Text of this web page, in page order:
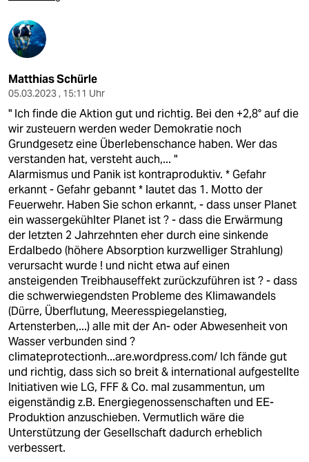
Matthias Schürle
05.03.2023 , 15:11 Uhr
" Ich finde die Aktion gut und richtig. Bei den +2,8° auf die
wir zusteuern werden weder Demokratie noch
Grundgesetz eine Überlebenschance haben. Wer das
verstanden hat, versteht auch,... "
Alarmismus und Panik ist kontraproduktiv. * Gefahr
erkannt - Gefahr gebannt * lautet das 1. Motto der
Feuerwehr. Haben Sie schon erkannt, - dass unser Planet
ein wassergekühlter Planet ist ? - dass die Erwärmung
der letzten 2 Jahrzehnten eher durch eine sinkende
Erdalbedo (höhere Absorption kurzwelliger Strahlung)
verursacht wurde ! und nicht etwa auf einen
ansteigenden Treibhauseffekt zurückzuführen ist ? - dass
die schwerwiegendsten Probleme des Klimawandels
(Dürre, Überflutung, Meeresspiegelanstieg,
Artensterben,...) alle mit der An- oder Abwesenheit von
Wasser verbunden sind ?
climateprotectionh...are.wordpress.com/ Ich fände gut
und richtig, dass sich so breit & international aufgestellte
Initiativen wie LG, FFF & Co. mal zusammentun, um
eigenständig z.B. Energiegenossenschaften und EE-
Produktion anzuschieben. Vermutlich wäre die
Unterstützung der Gesellschaft dadurch erheblich
verbessert.